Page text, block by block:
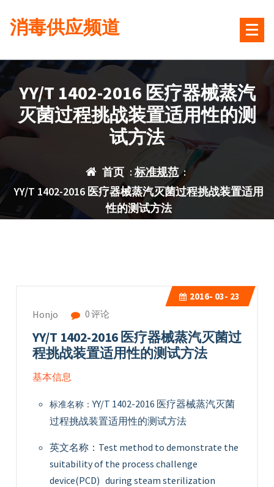
容
消毒供应频道
YY/T 1402-2016 医疗器械蒸汽
灭菌过程挑战装置适用性的测
试方法
首页 :标准规范:
YY/T 1402-2016 医疗器械蒸汽灭菌过程挑战装置适用
性的测试方法
2016- 03- 23
Honjo 0 评论
YY/T 1402-2016 医疗器械蒸汽灭菌过
程挑战装置适用性的测试方法
基本信息
标准名称：YY/T 1402-2016 医疗器械蒸汽灭菌
过程挑战装置适用性的测试方法
英文名称：Test method to demonstrate the
suitability of the process challenge
device(PCD) during steam sterilization